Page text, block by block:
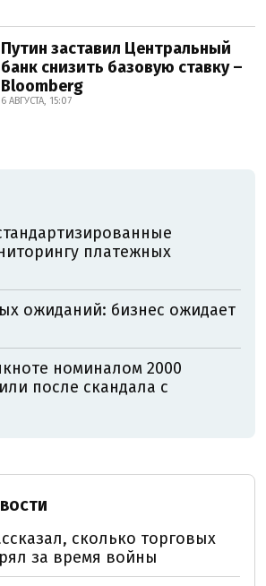
Путин заставил Центральный
банк снизить базовую ставку –
Bloomberg
6 АВГУСТА, 15:07
платежных
ожиданий: бизнес ожидает
номиналом 2000
после скандала с
сколько торговых
за время войны